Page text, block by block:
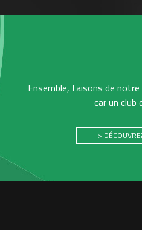
Ensemble, faisons de
car un
>